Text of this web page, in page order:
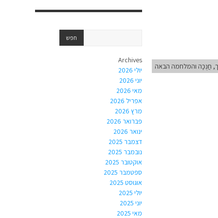
חֲנֻכָּה והמלחמה הבאה
Archives
יולי 2026
יוני 2026
מאי 2026
אפריל 2026
מרץ 2026
פברואר 2026
ינואר 2026
דצמבר 2025
נובמבר 2025
אוקטובר 2025
ספטמבר 2025
אוגוסט 2025
יולי 2025
יוני 2025
מאי 2025